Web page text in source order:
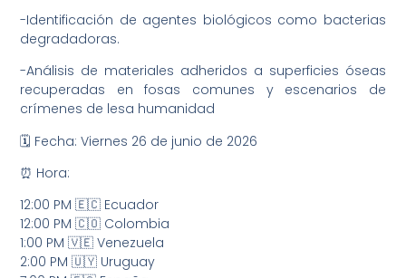
-Identificación de agentes biológicos como bacterias
degradadoras.
-Análisis de materiales adheridos a superficies óseas
recuperadas en fosas comunes y escenarios de
crímenes de lesa humanidad
🗓️ Fecha: Viernes 26 de junio de 2026
⏰ Hora:
12:00 PM 🇪🇨 Ecuador
12:00 PM 🇨🇴 Colombia
1:00 PM 🇻🇪 Venezuela
2:00 PM 🇺🇾 Uruguay